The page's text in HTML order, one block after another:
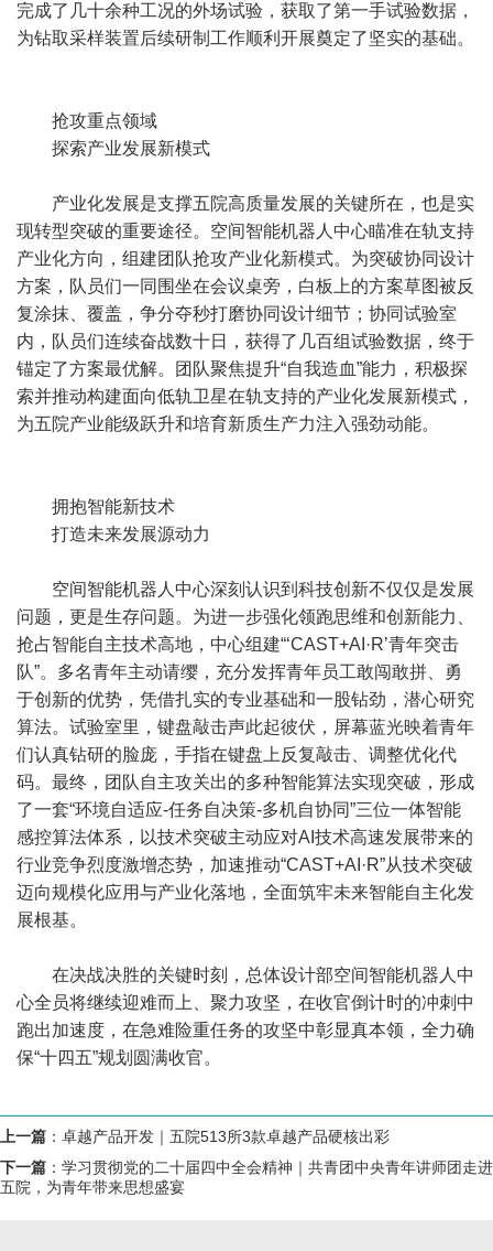
完成了几十余种工况的外场试验，获取了第一手试验数据，
为钻取采样装置后续研制工作顺利开展奠定了坚实的基础。
抢攻重点领域
探索产业发展新模式
产业化发展是支撑五院高质量发展的关键所在，也是实
现转型突破的重要途径。空间智能机器人中心瞄准在轨支持
产业化方向，组建团队抢攻产业化新模式。为突破协同设计
方案，队员们一同围坐在会议桌旁，白板上的方案草图被反
复涂抹、覆盖，争分夺秒打磨协同设计细节；协同试验室
内，队员们连续奋战数十日，获得了几百组试验数据，终于
锚定了方案最优解。团队聚焦提升“自我造血”能力，积极探
索并推动构建面向低轨卫星在轨支持的产业化发展新模式，
为五院产业能级跃升和培育新质生产力注入强劲动能。
拥抱智能新技术
打造未来发展源动力
空间智能机器人中心深刻认识到科技创新不仅仅是发展
问题，更是生存问题。为进一步强化领跑思维和创新能力、
抢占智能自主技术高地，中心组建“‘CAST+AI·R’青年突击
队”。多名青年主动请缨，充分发挥青年员工敢闯敢拼、勇
于创新的优势，凭借扎实的专业基础和一股钻劲，潜心研究
算法。试验室里，键盘敲击声此起彼伏，屏幕蓝光映着青年
们认真钻研的脸庞，手指在键盘上反复敲击、调整优化代
码。最终，团队自主攻关出的多种智能算法实现突破，形成
了一套“环境自适应-任务自决策-多机自协同”三位一体智能
感控算法体系，以技术突破主动应对AI技术高速发展带来的
行业竞争烈度激增态势，加速推动“CAST+AI·R”从技术突破
迈向规模化应用与产业化落地，全面筑牢未来智能自主化发
展根基。
在决战决胜的关键时刻，总体设计部空间智能机器人中
心全员将继续迎难而上、聚力攻坚，在收官倒计时的冲刺中
跑出加速度，在急难险重任务的攻坚中彰显真本领，全力确
保“十四五”规划圆满收官。
上一篇 ： 卓越产品开发｜五院513所3款卓越产品硬核出彩
下一篇 ： 学习贯彻党的二十届四中全会精神｜共青团中央青年讲师团走进
五院，为青年带来思想盛宴